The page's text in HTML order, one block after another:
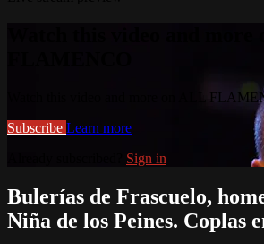
Watch this video and more on ALL
Subscribe Learn more
Sign in
Bulerías de Frascuelo,
Niña de los Peines. Coplas